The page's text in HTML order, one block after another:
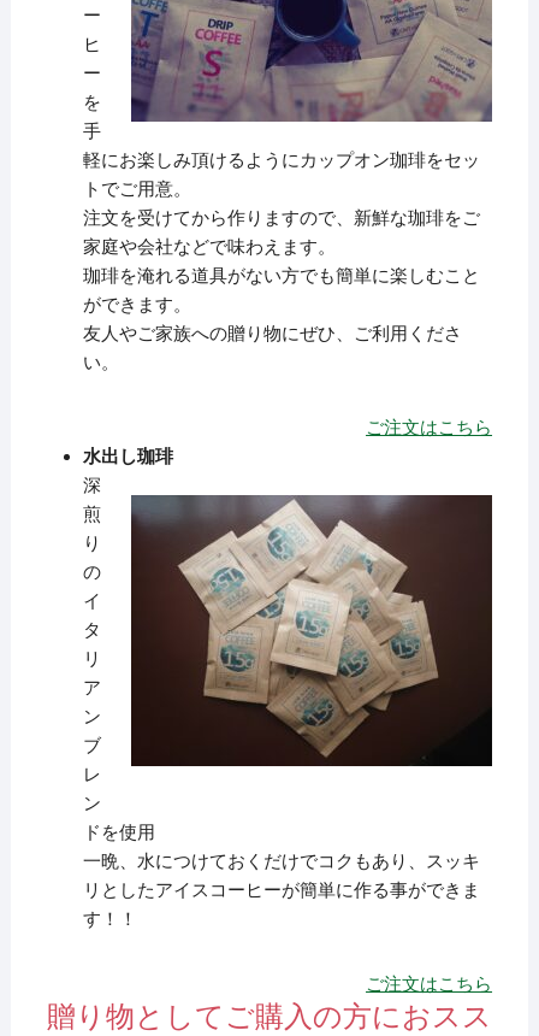
ー
ヒ
ー
を
手
軽にお楽しみ頂けるようにカップオン珈琲をセッ
トでご用意。
注文を受けてから作りますので、新鮮な珈琲をご
家庭や会社などで味わえます。
珈琲を淹れる道具がない方でも簡単に楽しむこと
ができます。
友人やご家族への贈り物にぜひ、ご利用くださ
い。
ご注文はこちら
水出し珈琲
深
煎
り
の
イ
タ
リ
ア
ン
ブ
レ
ン
ドを使用
一晩、水につけておくだけでコクもあり、スッキ
リとしたアイスコーヒーが簡単に作る事ができま
す！！
ご注文はこちら
贈り物としてご購入の方におスス